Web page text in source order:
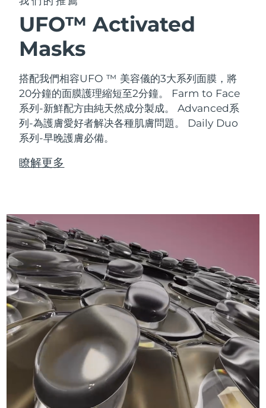
UFO™ Activated
Masks
搭配我們相容UFO ™ 美容儀的3大系列面膜，將
20分鐘的面膜護理縮短至2分鐘。
Farm to Face
系列-新鮮配方由純天然成分製成。 Advanced系
列-為護膚愛好者解决各種肌膚問題。 Daily Duo
系列-早晚護膚必備。
瞭解更多